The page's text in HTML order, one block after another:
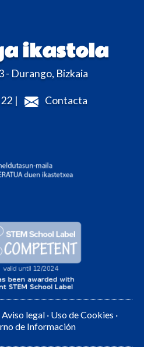
ikastola
- Durango, Bizkaia
| Contacta
Aviso legal · Uso de Cookies ·
de Información